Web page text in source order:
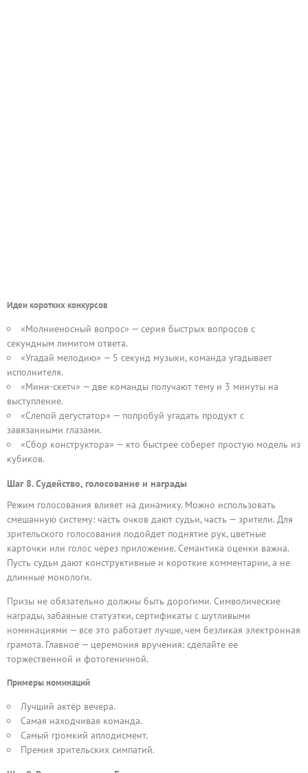
Идеи коротких конкурсов
«Молниеносный вопрос» — серия быстрых вопросов с
секундным лимитом ответа.
«Угадай мелодию» — 5 секунд музыки, команда угадывает
исполнителя.
«Мини-скетч» — две команды получают тему и 3 минуты на
выступление.
«Слепой дегустатор» — попробуй угадать продукт с
завязанными глазами.
«Сбор конструктора» — кто быстрее соберет простую модель из
кубиков.
Шаг 8. Судейство, голосование и награды
Режим голосования влияет на динамику. Можно использовать
смешанную систему: часть очков дают судьи, часть — зрители. Для
зрительского голосования подойдет поднятие рук, цветные
карточки или голос через приложение. Семантика оценки важна.
Пусть судьи дают конструктивные и короткие комментарии, а не
длинные монологи.
Призы не обязательно должны быть дорогими. Символические
награды, забавные статуэтки, сертификаты с шутливыми
номинациями — все это работает лучше, чем безликая электронная
грамота. Главное — церемония вручения: сделайте ее
торжественной и фотогеничной.
Примеры номинаций
Лучший актёр вечера.
Самая находчивая команда.
Самый громкий аплодисмент.
Премия зрительских симпатий.